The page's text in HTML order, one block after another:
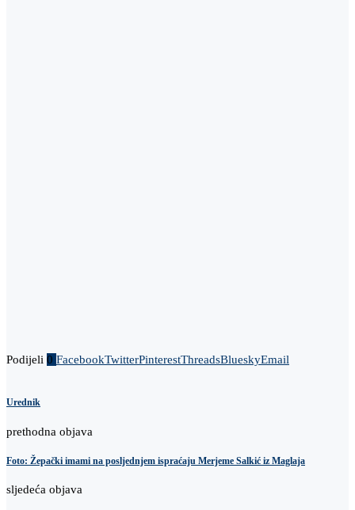
Podijeli 0 FacebookTwitterPinterestThreadsBlueskyEmail
Urednik
prethodna objava
Foto: Žepački imami na posljednjem ispraćaju Merjeme Salkić iz Maglaja
sljedeća objava